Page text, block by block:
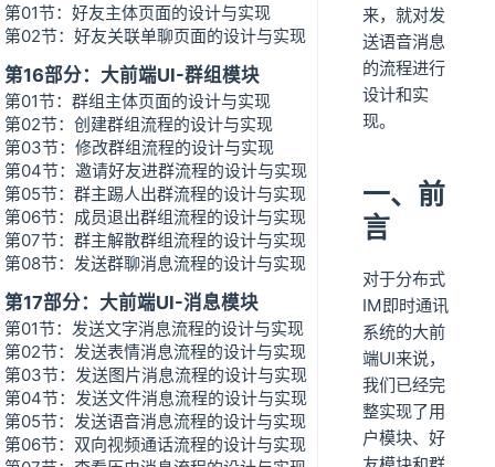
第01节：好友主体页面的设计与实现
第02节：好友关联单聊页面的设计与实现
第16部分：大前端UI-群组模块
第01节：群组主体页面的设计与实现
第02节：创建群组流程的设计与实现
第03节：修改群组流程的设计与实现
第04节：邀请好友进群流程的设计与实现
第05节：群主踢人出群流程的设计与实现
第06节：成员退出群组流程的设计与实现
第07节：群主解散群组流程的设计与实现
第08节：发送群聊消息流程的设计与实现
第17部分：大前端UI-消息模块
第01节：发送文字消息流程的设计与实现
第02节：发送表情消息流程的设计与实现
第03节：发送图片消息流程的设计与实现
第04节：发送文件消息流程的设计与实现
第05节：发送语音消息流程的设计与实现
第06节：双向视频通话流程的设计与实现
来，就对发
送语音消息
的流程进行
设计和实
现。
一、前
言
对于分布式
IM即时通讯
系统的大前
端UI来说，
我们已经完
整实现了用
户模块、好